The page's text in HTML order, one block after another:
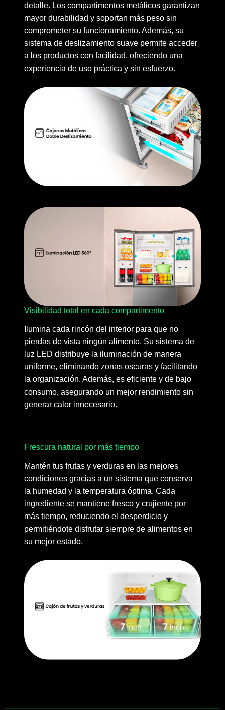
detalle. Los compartimentos metálicos garantizan
mayor durabilidad y soportan más peso sin
comprometer su funcionamiento. Además, su
sistema de deslizamiento suave permite acceder
a los productos con facilidad, ofreciendo una
experiencia de uso práctica y sin esfuerzo.
Visibilidad total en cada compartimento
Ilumina cada rincón del interior para que no
pierdas de vista ningún alimento. Su sistema de
luz LED distribuye la iluminación de manera
uniforme, eliminando zonas oscuras y facilitando
la organización. Además, es eficiente y de bajo
consumo, asegurando un mejor rendimiento sin
generar calor innecesario.
Frescura natural por más tiempo
Mantén tus frutas y verduras en las mejores
condiciones gracias a un sistema que conserva
la humedad y la temperatura óptima. Cada
ingrediente se mantiene fresco y crujiente por
más tiempo, reduciendo el desperdicio y
permitiéndote disfrutar siempre de alimentos en
su mejor estado.